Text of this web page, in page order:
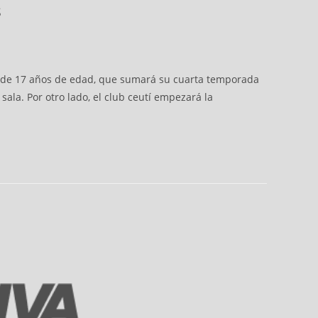
17 años de edad, que sumará su cuarta temporada
Por otro lado, el club ceutí empezará la